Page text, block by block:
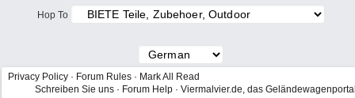
Hop To
Privacy Policy · Forum Rules · Mark All Read
Schreiben Sie uns · Forum Help · Viermalvier.de, das